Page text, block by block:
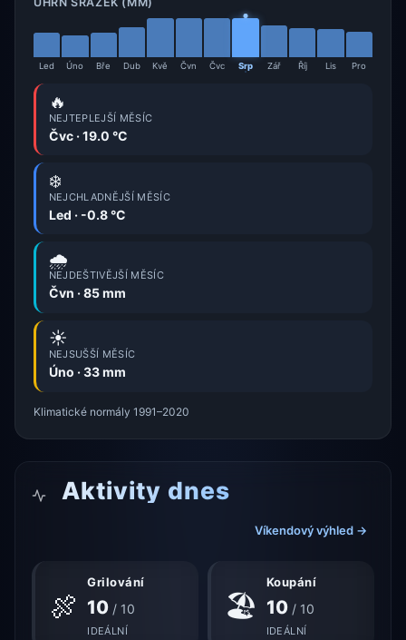
Led Úno Bře Dub Kvě Čvn Čvc Srp Zář Říj Lis Pro
🔥
NEJTEPLEJŠÍ MĚSÍC
Čvc · 19.0 °C
❄️
NEJCHLADNĚJŠÍ MĚSÍC
Led · -0.8 °C
🌧️
NEJDEŠTIVĚJŠÍ MĚSÍC
Čvn · 85 mm
☀️
NEJSUŠŠÍ MĚSÍC
Úno · 33 mm
Klimatické normály 1991–2020
Aktivity dnes
Víkendový výhled →
🍖
Grilování
10 / 10
IDEÁLNÍ
🏖
Koupání
10/ 10
IDEÁLNÍ